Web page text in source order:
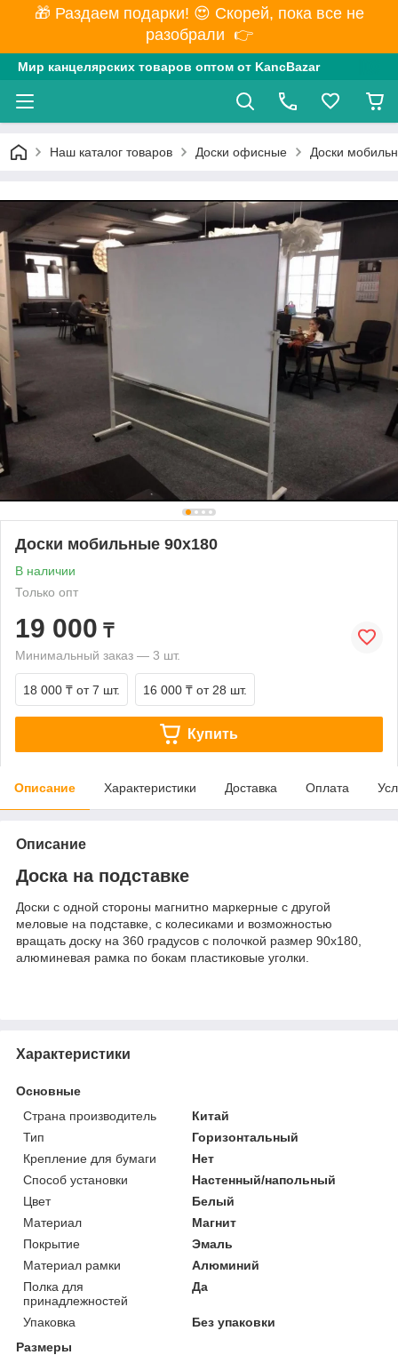
🎁 Раздаем подарки! 😍 Скорей, пока все не
разобрали 👉
Мир канцелярских товаров оптом от KancBazar
Наш каталог товаров Доски офисные Доски
Доски мобильные 90х180
В наличии
Только опт
19 000 ₸
Минимальный заказ — 3 шт.
18 000 ₸ от 7 шт. 16 000 ₸ от 28 шт.
Купить
Описание Характеристики Доставка Оплата
Описание
Доска на подставке
Доски с одной стороны магнитно маркерные с другой
меловые на подставке, с колесиками и возможностью
вращать доску на 360 градусов с полочкой размер 90х180,
алюминевая рамка по бокам пластиковые уголки.
Характеристики
Основные
Страна производитель
Китай
Тип
Горизонтальный
Крепление для бумаги
Нет
Способ установки
Настенный/напольный
Цвет
Белый
Материал
Магнит
Покрытие
Эмаль
Материал рамки
Алюминий
Полка для
принадлежностей
Да
Упаковка
Без упаковки
Размеры